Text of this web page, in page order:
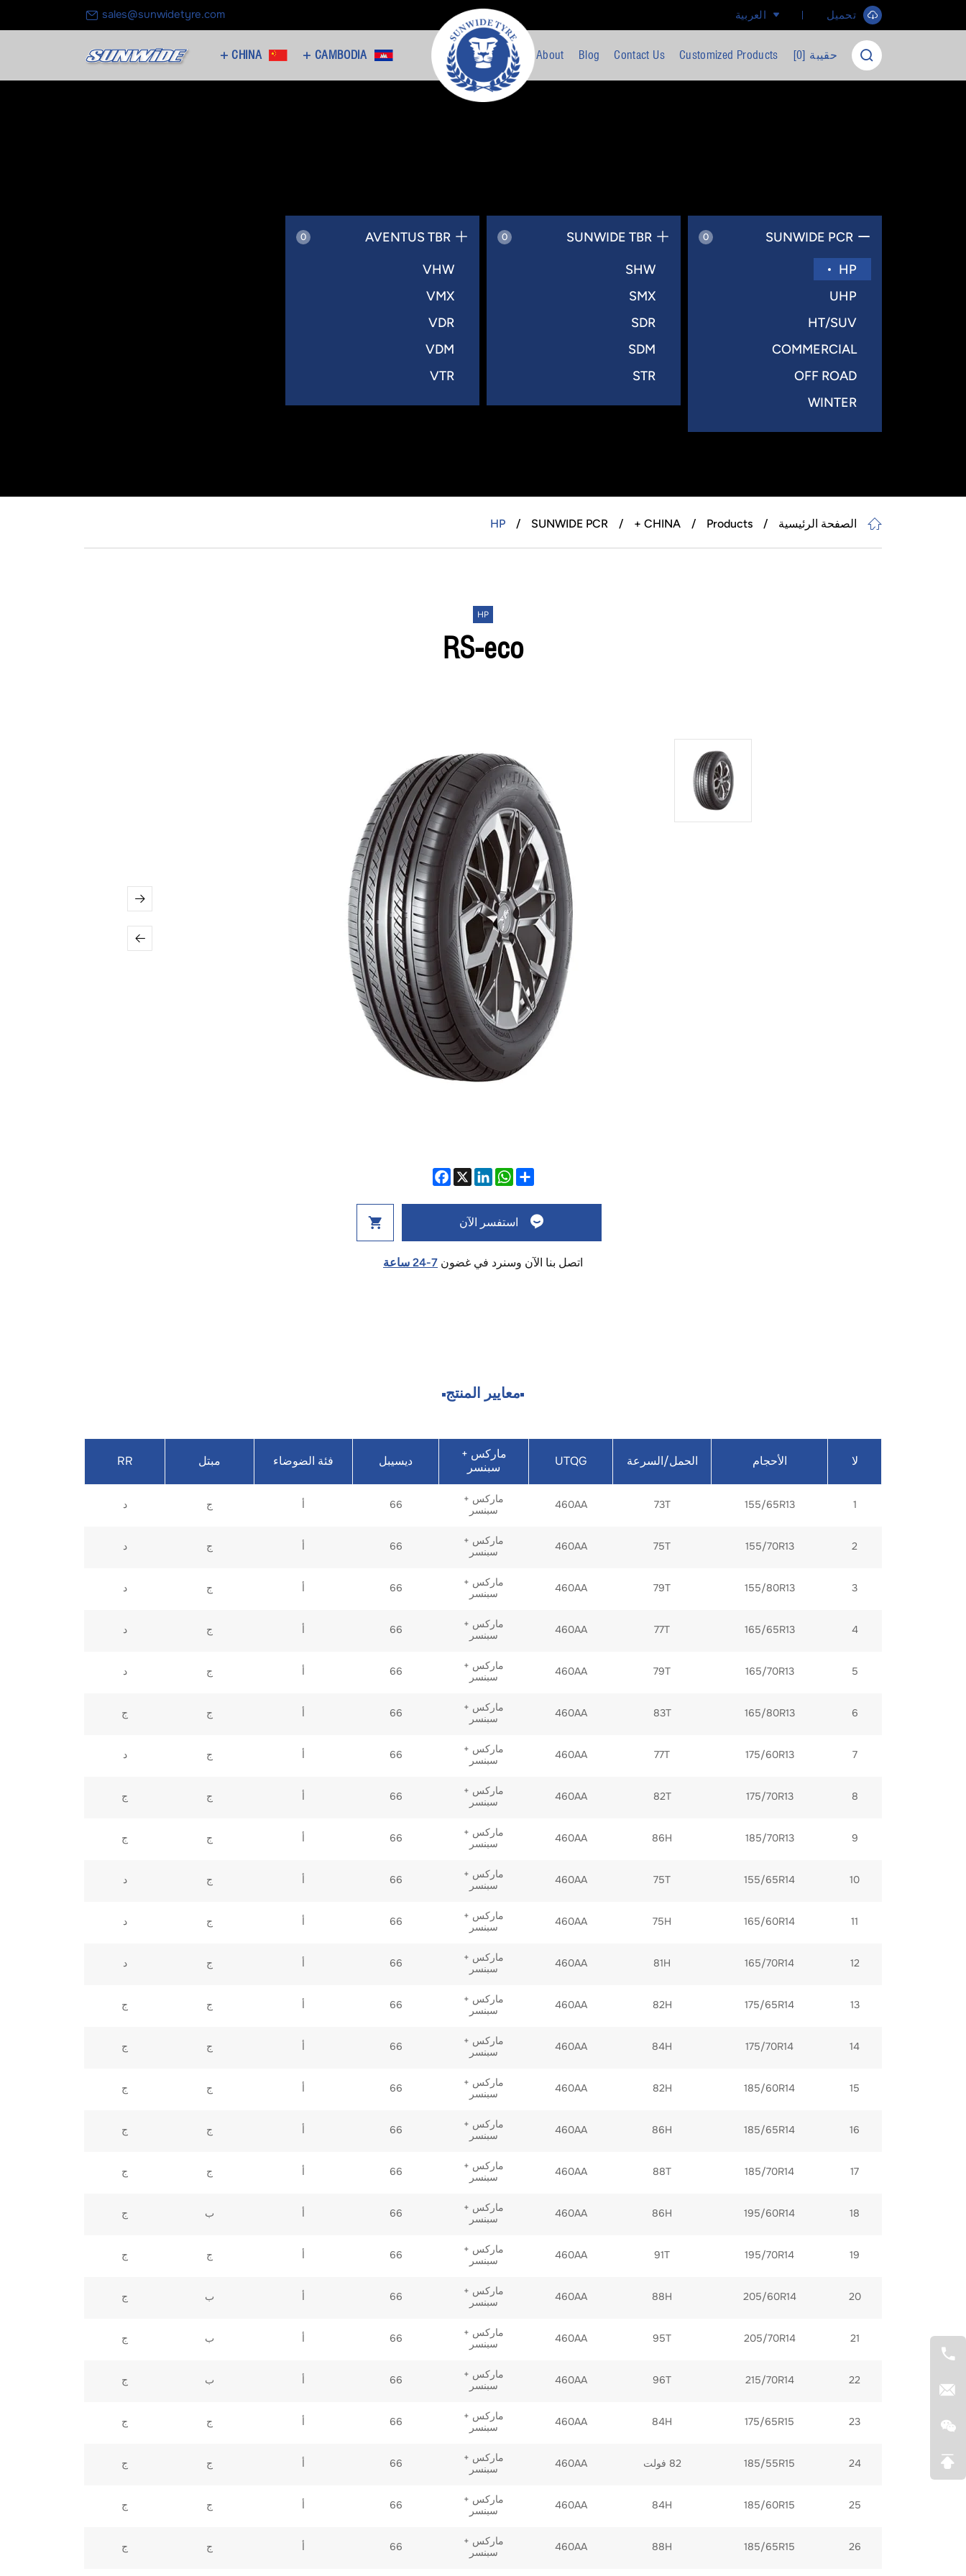
sales@sunwidetyre.com تحميل ​ العربية
CHINA + CAMBODIA + About Blog Contact Us Customized Products حقيبة [0
]
0 SUNWIDE PCR
HP
UHP
HT/SUV
COMMERCIAL
OFF ROAD
WINTER
0 SUNWIDE TBR
SHW
SMX
SDR
SDM
STR
0 AVENTUS TBR
VHW
VMX
VDR
VDM
VTR
الصفحة الرئيسية Products
CHINA +
SUNWIDE PCR
HP
HP
RS-eco
استفسر الآن
اتصل بنا الآن وسنرد في غضون 7-24 ساعة
معايير المنتج
لا الأحجام الحمل/السرعة UTQG
ماركس +
سبنسر
ديسيبل فئة الضوضاء مبتل RR
1
155/65R13
73T
460AA
ماركس +
سبنسر
66 أ ج د
2
155/70R13
75T
460AA
ماركس +
سبنسر
66 أ ج د
3
155/80R13
79T
460AA
ماركس +
سبنسر
66 أ ج د
4
165/65R13
77T
460AA
ماركس +
سبنسر
66 أ ج د
5
165/70R13
79T
460AA
ماركس +
سبنسر
66 أ ج د
6
165/80R13
83T
460AA
ماركس +
سبنسر
66 أ ج ج
7
175/60R13
77T
460AA
ماركس +
سبنسر
66 أ ج د
8
175/70R13
82T
460AA
ماركس +
سبنسر
66 أ ج ج
9
185/70R13
86H
460AA
ماركس +
سبنسر
66 أ ج ج
10
155/65R14
75T
460AA
ماركس +
سبنسر
66 أ ج د
11
165/60R14
75H
460AA
ماركس +
سبنسر
66 أ ج د
12
165/70R14
81H
460AA
ماركس +
سبنسر
66 أ ج د
13
175/65R14
82H
460AA
ماركس +
سبنسر
66 أ ج ج
14
175/70R14
84H
460AA
ماركس +
سبنسر
66 أ ج ج
15
185/60R14
82H
460AA
ماركس +
سبنسر
66 أ ج ج
16
185/65R14
86H
460AA
ماركس +
سبنسر
66 أ ج ج
17
185/70R14
88T
460AA
ماركس +
سبنسر
66 أ ج ج
18
195/60R14
86H
460AA
ماركس +
سبنسر
66 أ ب ج
19
195/70R14
91T
460AA
ماركس +
سبنسر
66 أ ج ج
20
205/60R14
88H
460AA
ماركس +
سبنسر
66 أ ب ج
21
205/70R14
95T
460AA
ماركس +
سبنسر
66 أ ب ج
22
215/70R14
96T
460AA
ماركس +
سبنسر
66 أ ب ج
23
175/65R15
84H
460AA
ماركس +
سبنسر
66 أ ج ج
24
185/55R15 82 فولت 460AA
ماركس +
سبنسر
66 أ ج ج
25
185/60R15
84H
460AA
ماركس +
سبنسر
66 أ ج ج
26
185/65R15
88H
460AA
ماركس +
سبنسر
66 أ ج ج